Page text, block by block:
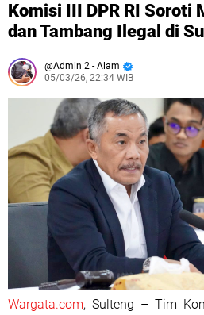
Komisi III DPR RI Soroti
dan Tambang Ilegal di
Admin 2 - Alam
05/03/26, 22:34 WIB
Wargata.com, Sulteng – Tim